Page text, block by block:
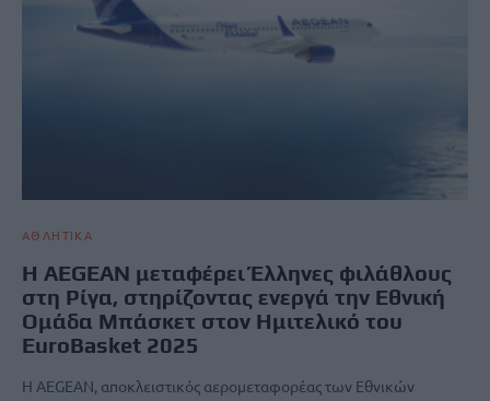
ΑΘΛΗΤΙΚΑ
Η AEGEAN μεταφέρει Έλληνες φιλάθλους
στη Ρίγα, στηρίζοντας ενεργά την Εθνική
Ομάδα Μπάσκετ στον Ημιτελικό του
EuroBasket 2025
Η AEGEAN, αποκλειστικός αερομεταφορέας των Εθνικών